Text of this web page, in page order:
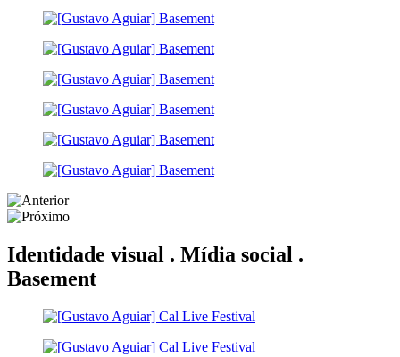
Identidade visual . Mídia social .
Basement